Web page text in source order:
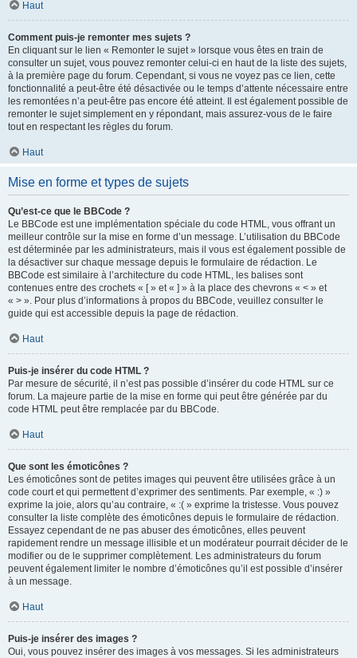
Haut
Comment puis-je remonter mes sujets ?
En cliquant sur le lien « Remonter le sujet » lorsque vous êtes en train de
consulter un sujet, vous pouvez remonter celui-ci en haut de la liste des sujets,
à la première page du forum. Cependant, si vous ne voyez pas ce lien, cette
fonctionnalité a peut-être été désactivée ou le temps d’attente nécessaire entre
les remontées n’a peut-être pas encore été atteint. Il est également possible de
remonter le sujet simplement en y répondant, mais assurez-vous de le faire
tout en respectant les règles du forum.
Haut
Mise en forme et types de sujets
Qu’est-ce que le BBCode ?
Le BBCode est une implémentation spéciale du code HTML, vous offrant un
meilleur contrôle sur la mise en forme d’un message. L’utilisation du BBCode
est déterminée par les administrateurs, mais il vous est également possible de
la désactiver sur chaque message depuis le formulaire de rédaction. Le
BBCode est similaire à l’architecture du code HTML, les balises sont
contenues entre des crochets « [ » et « ] » à la place des chevrons « < » et
« > ». Pour plus d’informations à propos du BBCode, veuillez consulter le
guide qui est accessible depuis la page de rédaction.
Haut
Puis-je insérer du code HTML ?
Par mesure de sécurité, il n’est pas possible d’insérer du code HTML sur ce
forum. La majeure partie de la mise en forme qui peut être générée par du
code HTML peut être remplacée par du BBCode.
Haut
Que sont les émoticônes ?
Les émoticônes sont de petites images qui peuvent être utilisées grâce à un
code court et qui permettent d’exprimer des sentiments. Par exemple, « :) »
exprime la joie, alors qu’au contraire, « :( » exprime la tristesse. Vous pouvez
consulter la liste complète des émoticônes depuis le formulaire de rédaction.
Essayez cependant de ne pas abuser des émoticônes, elles peuvent
rapidement rendre un message illisible et un modérateur pourrait décider de le
modifier ou de le supprimer complètement. Les administrateurs du forum
peuvent également limiter le nombre d’émoticônes qu’il est possible d’insérer
à un message.
Haut
Puis-je insérer des images ?
Oui, vous pouvez insérer des images à vos messages. Si les administrateurs